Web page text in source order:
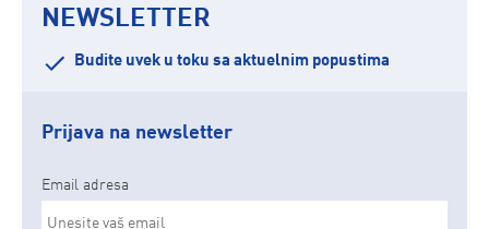
NEWSLETTER
Budite uvek u toku sa aktuelnim popustima
Prijava na newsletter
Email adresa